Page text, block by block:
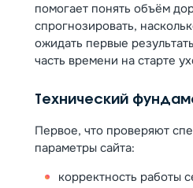
помогает понять объём
спрогнозировать,
ожидать первые
часть времени на старте
Технический
Первое, что проверяют
параметры сайта:
корректность работы